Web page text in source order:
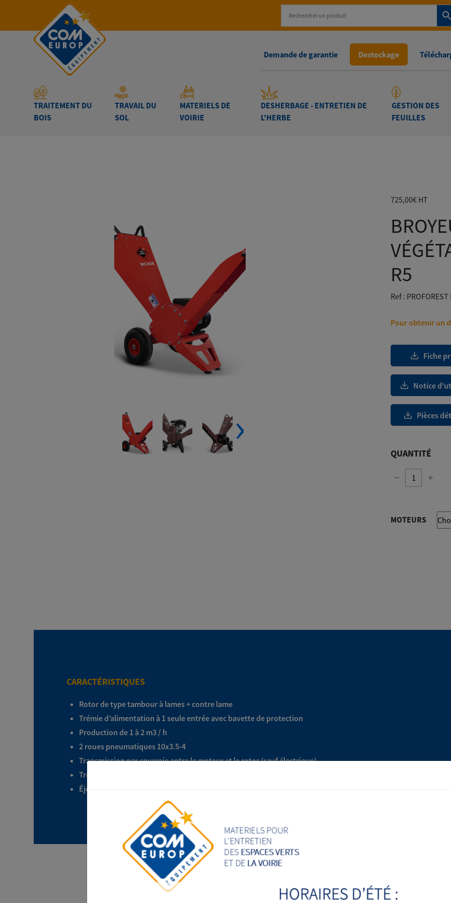
Demande de garantie Destockage
TRAITEMENT DU
BOIS
TRAVAIL DU
SOL
MATERIELS DE
VOIRIE
DESHERBAGE - ENTRETIEN DE
L'HERBE
GESTION DES
FEUILLES
‹›
725,00€ HT
R5
Ref : PROFOREST
Pour obtenir un
Fiche
Notice
Pièces
QUANTITÉ
− +
MOTEURS
CARACTÉRISTIQUES
Rotor de type tambour à lames + contre lame
Trémie d’alimentation à 1 seule entrée avec bavette de protection
Production de 1 à 2 m3 / h
2 roues pneumatiques 10x3.5-4
Transmission par courroie entre le moteur et le rotor (sauf électrique)
Trémie avec poignée pour le déplacement
Éjection hauteur 67cm